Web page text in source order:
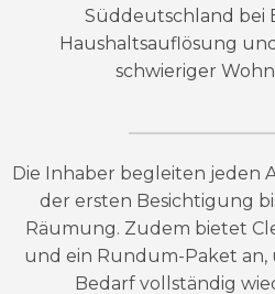
Süddeutschland bei
Haushaltsauflösung
schwieriger
Die Inhaber begleiten jeden
der ersten Besichtigung
Räumung. Zudem bietet
und ein Rundum-Paket
Bedarf vollständig